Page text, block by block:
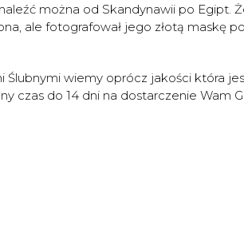
można od Skandynawii po Egipt.
ale fotografował jego złotą maskę
Ślubnymi wiemy oprócz jakości która
czas do 14 dni na dostarczenie Wam